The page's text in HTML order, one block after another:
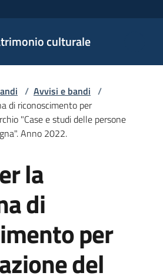
culturale
/ Avvisi e bandi /
di riconoscimento per
"Case e studi delle persone
Anno 2022.
la
di
per
del